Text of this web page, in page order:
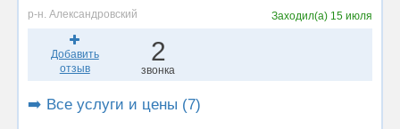
р-н. Александровский Заходил(а) 15 июля
Добавить
отзыв
2
звонка
➡️ Все услуги и цены (7)